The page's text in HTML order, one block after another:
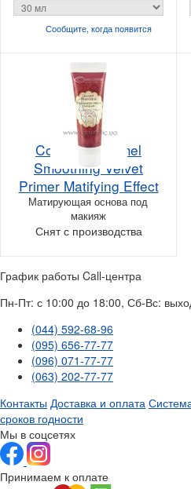
Сообщите, когдапоявится
Couleur Caramel
Smoothing Velvet
Primer Matifying Effect
Матирующая основа под
макияж
Снят с производства
График работы Call-центра
Пн-Пт: с 10:00 до 18:00, Сб-Вс:
(044) 592-68-96
(095) 656-77-77
(096) 071-77-77
(063) 202-77-77
Контакты Доставка и оплата
сроков годности
Мы в соцсетях
Принимаем к оплате